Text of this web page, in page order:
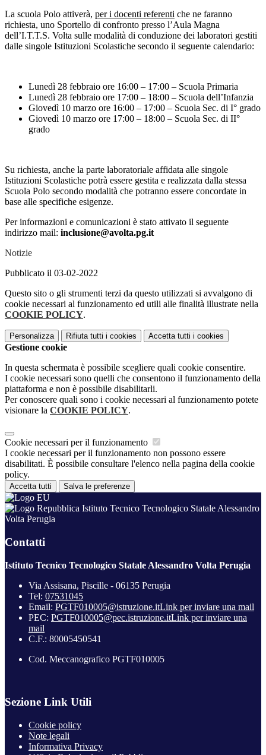
La scuola Polo attiverà, per i docenti referenti che ne faranno
richiesta, uno Sportello di confronto presso l’Aula Magna
dell’I.T.T.S. Volta sulle modalità di conduzione dei laboratori gestiti
dalle singole Istituzioni Scolastiche secondo il seguente calendario:
Lunedì 28 febbraio ore 16:00 – 17:00 – Scuola Primaria
Lunedì 28 febbraio ore 17:00 – 18:00 – Scuola dell’Infanzia
Giovedì 10 marzo ore 16:00 – 17:00 – Scuola Sec. di I° grado
Giovedì 10 marzo ore 17:00 – 18:00 – Scuola Sec. di II°
grado
Su richiesta, anche la parte laboratoriale affidata alle singole
Istituzioni Scolastiche potrà essere gestita e realizzata dalla stessa
Scuola Polo secondo modalità che potranno essere concordate in
base alle specifiche esigenze.
Per informazioni e comunicazioni è stato attivato il seguente
indirizzo mail: inclusione@avolta.pg.it
Notizie
Pubblicato il 03-02-2022
Questo sito o gli strumenti terzi da questo utilizzati si avvalgono di
cookie necessari al funzionamento ed utili alle finalità illustrate nella
COOKIE POLICY.
Personalizza Rifiuta tutti i cookies Accetta tutti i cookies
Gestione cookie
In questa schermata è possibile scegliere quali cookie consentire.
I cookie necessari sono quelli che consentono il funzionamento della
piattaforma e non è possibile disabilitarli.
Per conoscere quali sono i cookie necessari al funzionamento potete
visionare la COOKIE POLICY.
Cookie necessari per il funzionamento
I cookie necessari per il funzionamento non possono essere
disabilitati. È possibile consultare l'elenco nella pagina della cookie
policy.
Accetta tutti Salva le preferenze
Istituto Tecnico Tecnologico Statale Alessandro
Volta Perugia
Contatti
Istituto Tecnico Tecnologico Statale Alessandro Volta Perugia
Via Assisana, Piscille - 06135 Perugia
Tel: 07531045
Email: PGTF010005@istruzione.itLink per inviare una mail
PEC: PGTF010005@pec.istruzione.itLink per inviare una
mail
C.F.: 80005450541
Cod. Meccanografico PGTF010005
Sezione Link Utili
Cookie policy
Note legali
Informativa Privacy